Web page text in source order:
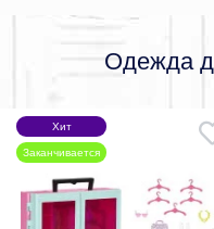
Одежда
Хит
Заканчивается